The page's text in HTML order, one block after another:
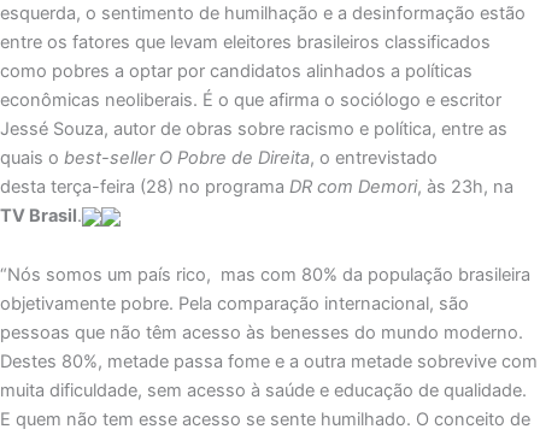
esquerda, o sentimento de humilhação e a desinformação estão
entre os fatores que levam eleitores brasileiros classificados
como pobres a optar por candidatos alinhados a políticas
econômicas neoliberais. É o que afirma o sociólogo e escritor
Jessé Souza, autor de obras sobre racismo e política, entre as
quais o best-seller O Pobre de Direita, o entrevistado
desta terça-feira (28) no programa DR com Demori, às 23h, na
TV Brasil.
“Nós somos um país rico, mas com 80% da população brasileira
objetivamente pobre. Pela comparação internacional, são
pessoas que não têm acesso às benesses do mundo moderno.
Destes 80%, metade passa fome e a outra metade sobrevive com
muita dificuldade, sem acesso à saúde e educação de qualidade.
E quem não tem esse acesso se sente humilhado. O conceito de